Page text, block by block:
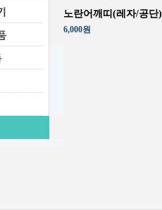
노란어깨띠(레자/공단)
6,000원